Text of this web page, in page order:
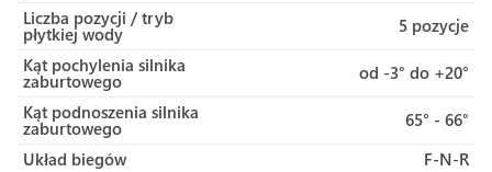
Liczba pozycji / tryb
płytkiej wody
5 pozycje
Kąt pochylenia silnika
zaburtowego
od -3° do +20°
Kąt podnoszenia silnika
zaburtowego
65° - 66°
Układ biegów
F-N-R